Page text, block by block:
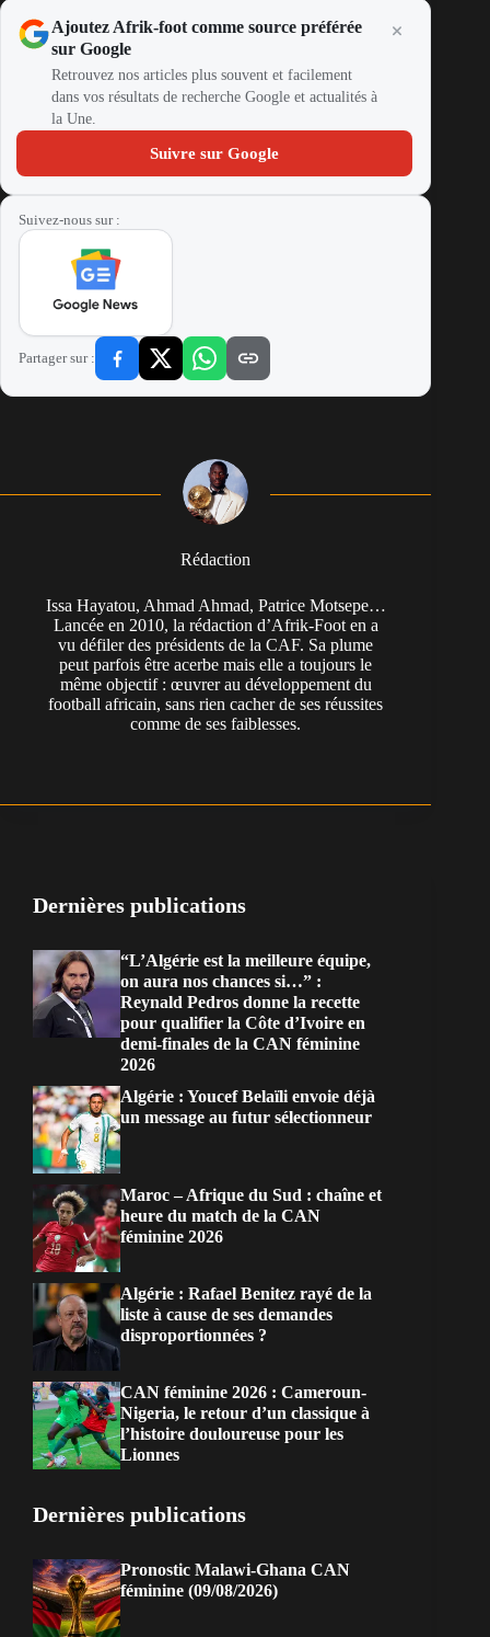
Ajoutez Afrik-foot comme source préférée
sur Google
Retrouvez nos articles plus souvent et facilement
dans vos résultats de recherche Google et actualités à
la Une.
Suivre sur Google
Suivez-nous sur :
Partager sur :
Rédaction
Issa Hayatou, Ahmad Ahmad, Patrice Motsepe…
Lancée en 2010, la rédaction d’Afrik-Foot en a
vu défiler des présidents de la CAF. Sa plume
peut parfois être acerbe mais elle a toujours le
même objectif : œuvrer au développement du
football africain, sans rien cacher de ses réussites
comme de ses faiblesses.
Dernières publications
“L’Algérie est la meilleure équipe,
on aura nos chances si…” :
Reynald Pedros donne la recette
pour qualifier la Côte d’Ivoire en
demi-finales de la CAN féminine
2026
Algérie : Youcef Belaïli envoie déjà
un message au futur sélectionneur
Maroc – Afrique du Sud : chaîne et
heure du match de la CAN
féminine 2026
Algérie : Rafael Benitez rayé de la
liste à cause de ses demandes
disproportionnées ?
CAN féminine 2026 : Cameroun-
Nigeria, le retour d’un classique à
l’histoire douloureuse pour les
Lionnes
Dernières publications
Pronostic Malawi-Ghana CAN
féminine (09/08/2026)